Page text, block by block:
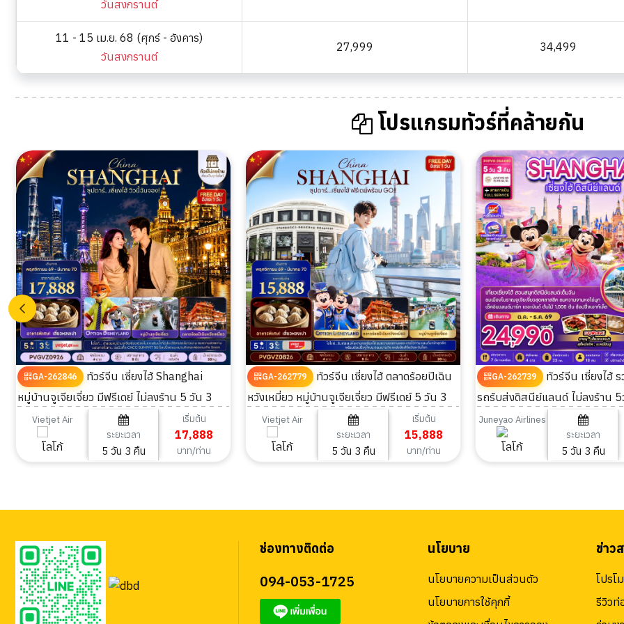
วันสงกรานต์
11 - 15 เม.ย. 68 (ศุกร์ - อังคาร)
วันสงกรานต์
27,999 34,499
โปรแกรมทัวร์ที่คล้ายกัน
GA-262846
ทัวร์จีน เซี่ยงไฮ้ Shanghai
หมู่บ้านจูเจียเจี่ยว มีฟรีเดย์ ไม่ลงร้าน 5 วัน 3
Vietjet Air
ระยะเวลา
5 วัน 3 คืน
เริ่มต้น
17,888
บาท/ท่าน
GA-262779
ทัวร์จีน เซี่ยงไฮ้ ตลาดร้อยปีเฉิน
หวังเหมี่ยว หมู่บ้านจูเจียเจี่ยว มีฟรีเดย์ 5 วัน 3
Vietjet Air
ระยะเวลา
5 วัน 3 คืน
เริ่มต้น
15,888
บาท/ท่าน
GA-262739
ทัวร์จีน เซี่ยงไฮ้ รวมบัตรเข้าและ
รถรับส่งดิสนีย์แลนด์ ไม่ลงร้าน
Juneyao Airlines
ระยะเวลา
5 วัน 3 คืน
ช่องทางติดต่อ
094-053-1725
นโยบาย
นโยบายความเป็นส่วนตัว
นโยบายการใช้คุกกี้
ข่าว
โปรโ
รีวิวท่